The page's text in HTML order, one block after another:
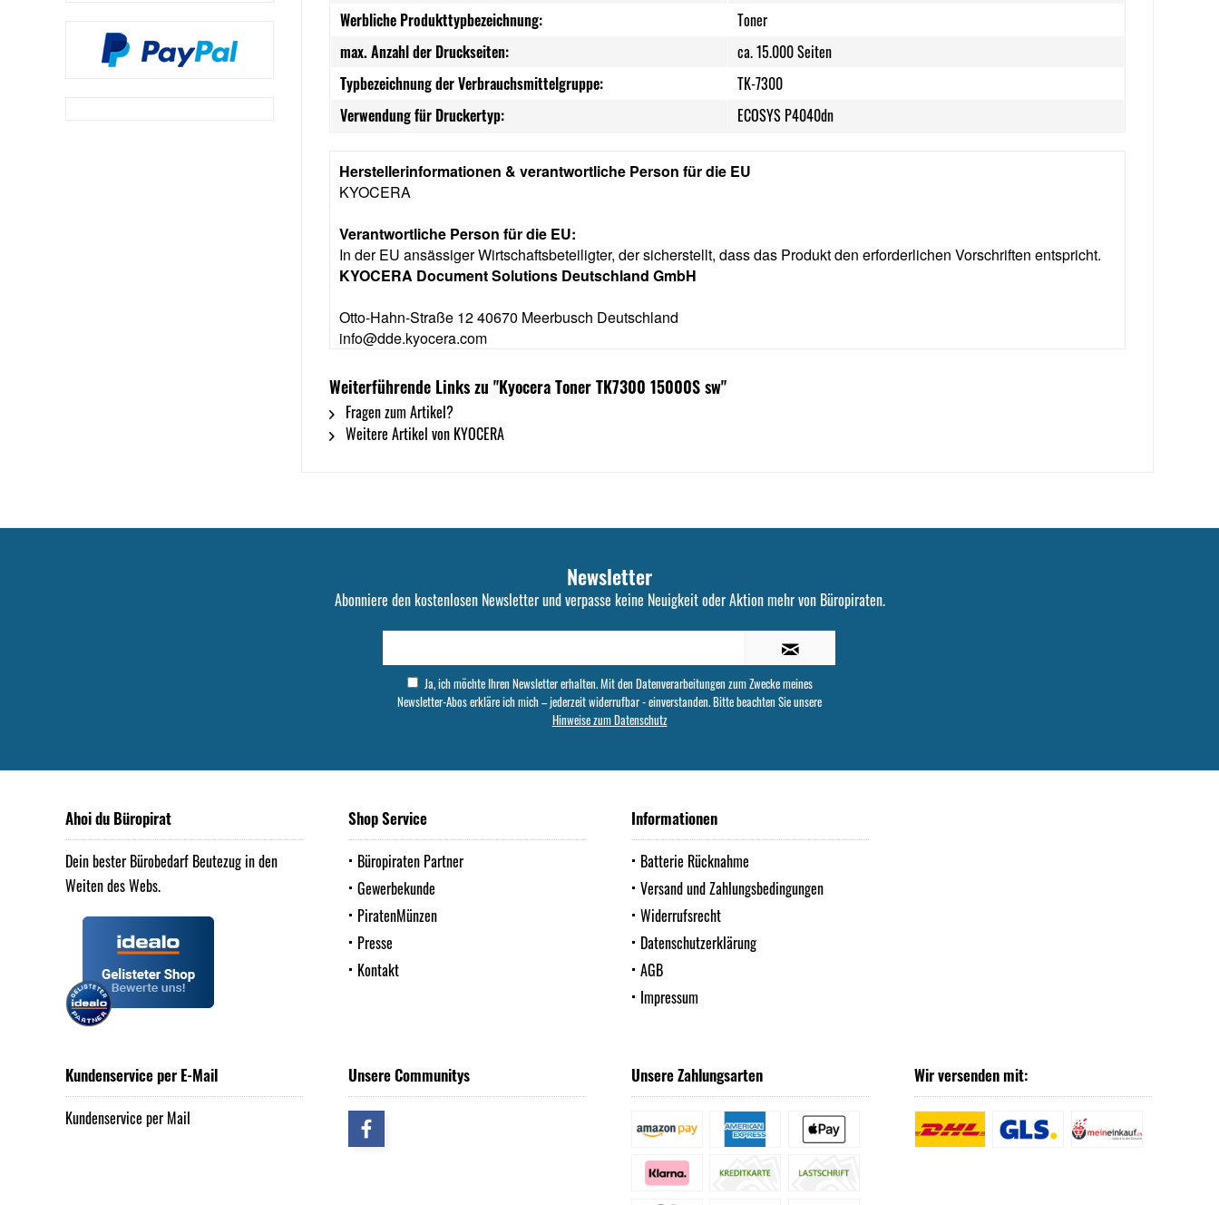
Werbliche Produkttypbezeichnung:
Toner
max. Anzahl der Druckseiten:
ca. 15.000 Seiten
Typbezeichnung der Verbrauchsmittelgruppe:
TK-7300
Verwendung für Druckertyp:
ECOSYS P4040dn
Herstellerinformationen & verantwortliche Person für die EU
KYOCERA
Verantwortliche Person für die EU:
In der EU ansässiger Wirtschaftsbeteiligter, der sicherstellt, dass das Produkt den erforderlichen Vorschriften entspricht.
KYOCERA Document Solutions Deutschland GmbH
Otto-Hahn-Straße 12 40670 Meerbusch Deutschland
info@dde.kyocera.com
Weiterführende Links zu "Kyocera Toner TK7300 15000S sw"
Fragen zum Artikel?
Weitere Artikel von KYOCERA
Newsletter
Abonniere den kostenlosen Newsletter und verpasse keine Neuigkeit oder Aktion mehr von Büropiraten.
Ja, ich möchte Ihren Newsletter erhalten. Mit den Datenverarbeitungen zum Zwecke meines
Newsletter-Abos erkläre ich mich – jederzeit widerrufbar - einverstanden. Bitte beachten Sie unsere
Hinweise zum Datenschutz
Ahoi du Büropirat
Dein bester Bürobedarf Beutezug in den
Weiten des Webs.
Shop Service
Büropiraten Partner
Gewerbekunde
PiratenMünzen
Presse
Kontakt
Informationen
Batterie Rücknahme
Versand und Zahlungsbedingungen
Widerrufsrecht
Datenschutzerklärung
AGB
Impressum
Kundenservice per E-Mail
Kundenservice per Mail
Unsere Communitys Unsere Zahlungsarten Wir versenden mit: